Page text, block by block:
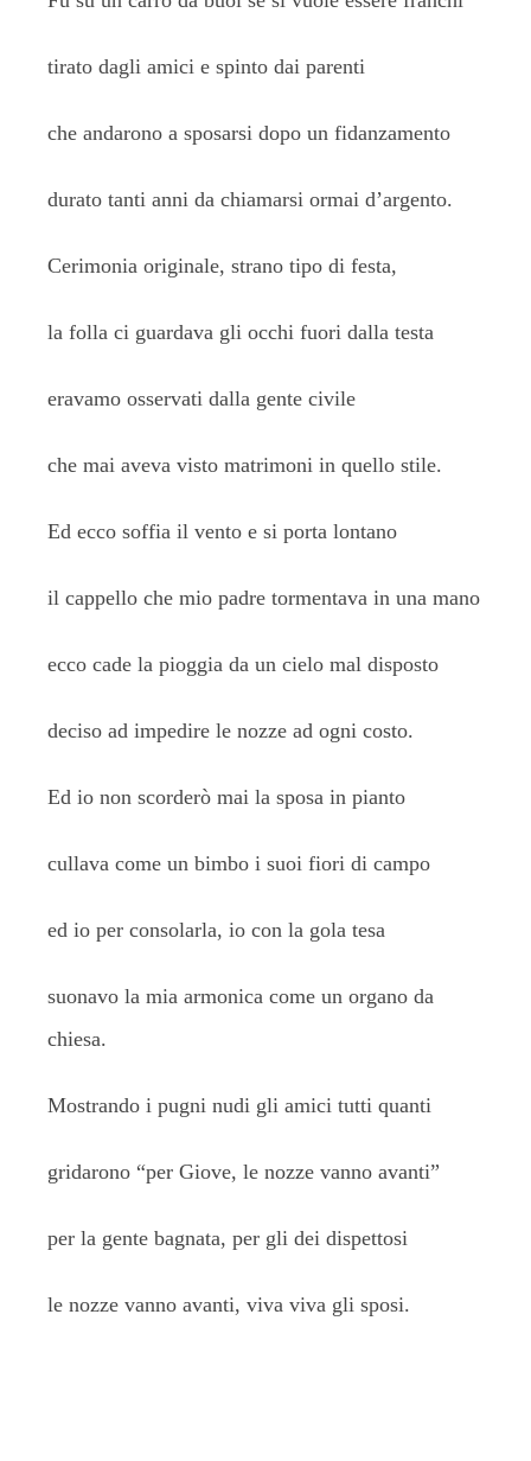
tirato dagli amici e spinto dai parenti
che andarono a sposarsi dopo un fidanzamento
durato tanti anni da chiamarsi ormai d’argento.
Cerimonia originale, strano tipo di festa,
la folla ci guardava gli occhi fuori dalla testa
eravamo osservati dalla gente civile
che mai aveva visto matrimoni in quello stile.
Ed ecco soffia il vento e si porta lontano
il cappello che mio padre tormentava in una mano
ecco cade la pioggia da un cielo mal disposto
deciso ad impedire le nozze ad ogni costo.
Ed io non scorderò mai la sposa in pianto
cullava come un bimbo i suoi fiori di campo
ed io per consolarla, io con la gola tesa
suonavo la mia armonica come un organo da
chiesa.
Mostrando i pugni nudi gli amici tutti quanti
gridarono “per Giove, le nozze vanno avanti”
per la gente bagnata, per gli dei dispettosi
le nozze vanno avanti, viva viva gli sposi.